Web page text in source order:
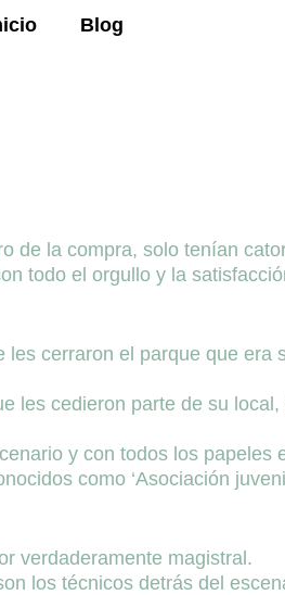
Blog
de la compra, solo tenían
todo el orgullo y la
cerraron el parque que era
les cedieron parte de su
y con todos los papeles
como ‘Asociación
verdaderamente magistral.
los técnicos detrás del